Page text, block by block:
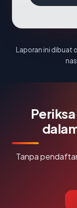
Laporan ini dibuat
Tanpa